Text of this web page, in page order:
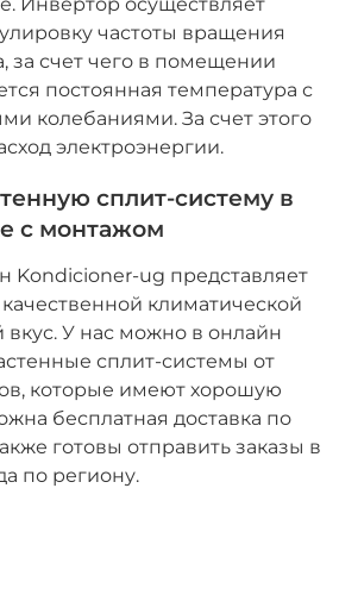
частоты вращения
за счет чего в помещении
постоянная температура с
колебаниями. За счет этого
электроэнергии.
сплит-систему в
с монтажом
Kondicioner-ug представляет
климатической
У нас можно в онлайн
сплит-системы от
которые имеют хорошую
бесплатная доставка по
готовы отправить заказы в
по региону.